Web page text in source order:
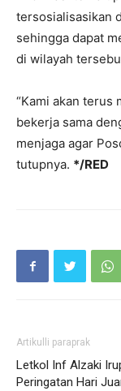
tersosialisasikan
sehingga dapat
di wilayah
“Kami akan terus
bekerja sama
menjaga agar
tutupnya. */RED
Artikulli paraprak
Letkol Inf Alzaki
Peringatan Hari